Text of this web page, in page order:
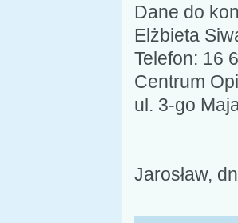
Dane do
Elżbieta
Telefon: 16
Centrum
ul. 3-go
Jarosław,